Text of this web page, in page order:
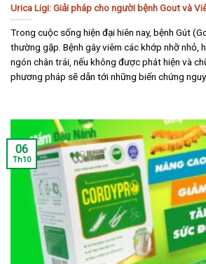
Urica Ligi: Giải pháp cho người bệnh Gout và
Trong cuộc sống hiện đại hiên nay, bệnh Gút
thường gặp. Bệnh gây viêm các khớp nhỡ nhỏ,
ngón chân trái, nếu không được phát hiện và
phương pháp sẽ dẫn tới những biến chứng nguy
06
Th10